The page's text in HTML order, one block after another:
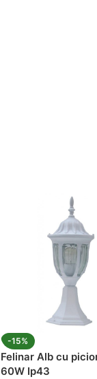
-15%
Felinar Alb cu
60W Ip43